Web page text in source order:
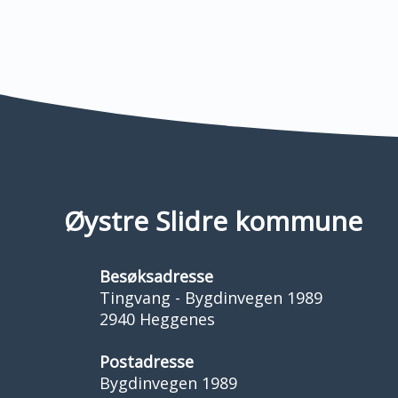
Øystre Slidre kommune
Besøksadresse
Tingvang - Bygdinvegen 1989
2940 Heggenes
Postadresse
Bygdinvegen 1989